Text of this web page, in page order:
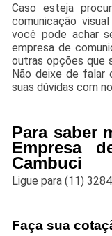
Caso esteja
comunicação
você pode achar
empresa de
outras opções que
Não deixe de falar
suas dúvidas com
Para saber
Empresa
Cambuci
Ligue para(11)
Faça sua